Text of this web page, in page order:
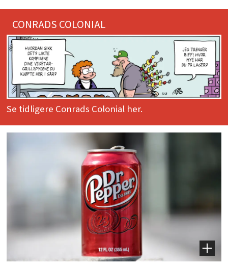
CONRADS COLONIAL
Se tidligere Conrads Colonial her.